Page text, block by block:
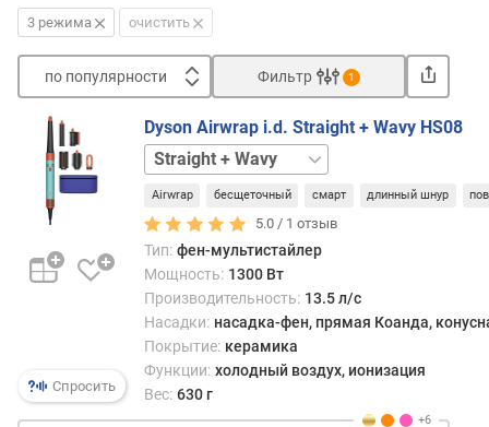
3 режима очистить
по популярности
п
о
п
о
у
л
с
т
Фильтр 1
Спросить
Dyson Airwrap i.d. Straight + Wavy HS08
Curly
+
CoilyCurly
+
Coily
SEStraight
+
Wavy
SE
Airwrap бесщеточный смарт длинный шнур
5.0 / 1 отзыв
Тип: фен-мультистайлер
Мощность: 1300 Вт
Производительность: 13.5 л/с
Насадки: насадка-фен, прямая Коанда,
Покрытие: керамика
Функции: холодный воздух, ионизация
Вес: 630 г